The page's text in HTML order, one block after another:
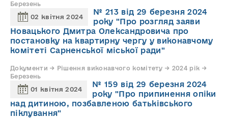
Березень
02 квітня 2024
№ 213 від 29 березня 2024
року "Про розгляд заяви
Новацького Дмитра Олександровича про
постановку на квартирну чергу у виконавчому
комітеті Сарненської міської ради"
Документи → Рішення виконавчого комітету → 2024 рік →
Березень
01 квітня 2024
№ 159 від 29 березня 2024
року "Про припинення опіки
над дитиною, позбавленою батьківського
піклування"